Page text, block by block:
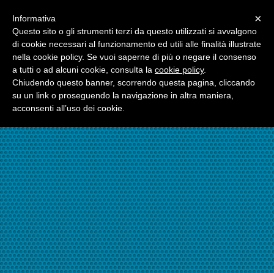
☎324.7403485
×
Informativa
Questo sito o gli strumenti terzi da questo utilizzati si avvalgono
di cookie necessari al funzionamento ed utili alle finalità illustrate
nella cookie policy. Se vuoi saperne di più o negare il consenso
a tutti o ad alcuni cookie, consulta la cookie policy.
Chiudendo questo banner, scorrendo questa pagina, cliccando
su un link o proseguendo la navigazione in altra maniera,
acconsenti all’uso dei cookie.